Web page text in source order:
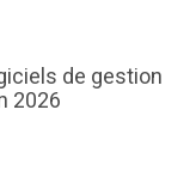
de gestion
2026